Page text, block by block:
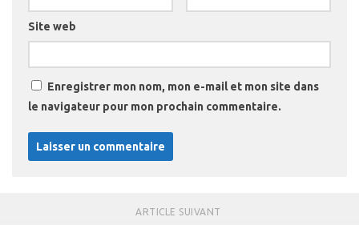
Site web
Enregistrer mon nom, mon e-mail et mon site dans
le navigateur pour mon prochain commentaire.
ARTICLE SUIVANT